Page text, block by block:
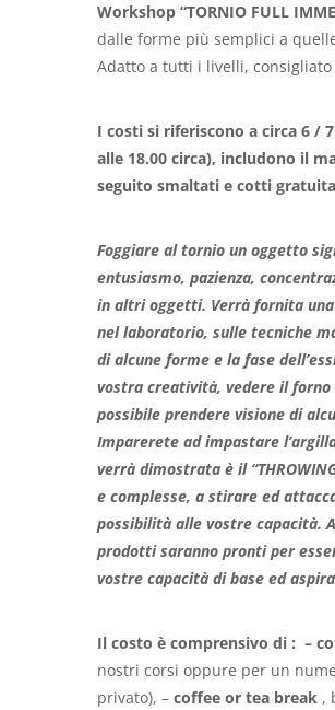
Workshop “TORNIO FULL
dalle forme più semplici a
Adatto a tutti i livelli,
I costi si riferiscono a circa 6 /
alle 18.00 circa), includono il
seguito smaltati e cotti
Foggiare al tornio un oggetto
entusiasmo, pazienza,
in altri oggetti. Verrà fornita
nel laboratorio, sulle tecniche
di alcune forme e la fase
vostra creatività, vedere il
possibile prendere visione di
Imparerete ad impastare
verrà dimostrata è il
e complesse, a stirare ed
possibilità alle vostre capacità.
prodotti saranno pronti per
vostre capacità di base ed
Il costo è comprensivo di : –
nostri corsi oppure per un
privato), – coffee or tea break ,